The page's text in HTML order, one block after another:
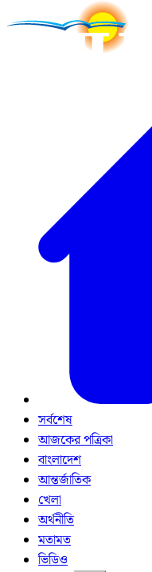
সর্বশেষ
আজকের পত্রিকা
বাংলাদেশ
আন্তর্জাতিক
খেলা
অর্থনীতি
মতামত
ভিডিও